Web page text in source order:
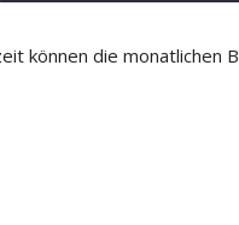
können die monatlichen